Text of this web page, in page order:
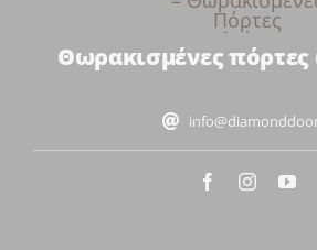
Θωρακισμένες πόρτες